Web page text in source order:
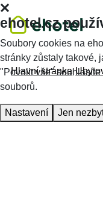
Hlavní stránka
ehotel.cz
Soubory cookies na
stránky zůstaly takové,
"Povolit vše"
souborů.
Nastavení Jen